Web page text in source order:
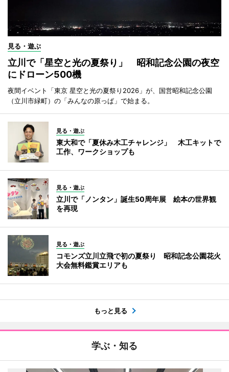
見る・遊ぶ
立川で「星空と光の夏祭り」 昭和記念公園の夜空
にドローン500機
夜間イベント「東京 星空と光の夏祭り2026」が、国営昭和記念公園
（立川市緑町）の「みんなの原っぱ」で始まる。
見る・遊ぶ
東大和で「夏休み木工チャレンジ」 木工キットで
工作、ワークショップも
見る・遊ぶ
立川で「ノンタン」誕生50周年展 絵本の世界観
を再現
見る・遊ぶ
コモンズ立川立飛で初の夏祭り 昭和記念公園花火
大会無料鑑賞エリアも
もっと見る
学ぶ・知る